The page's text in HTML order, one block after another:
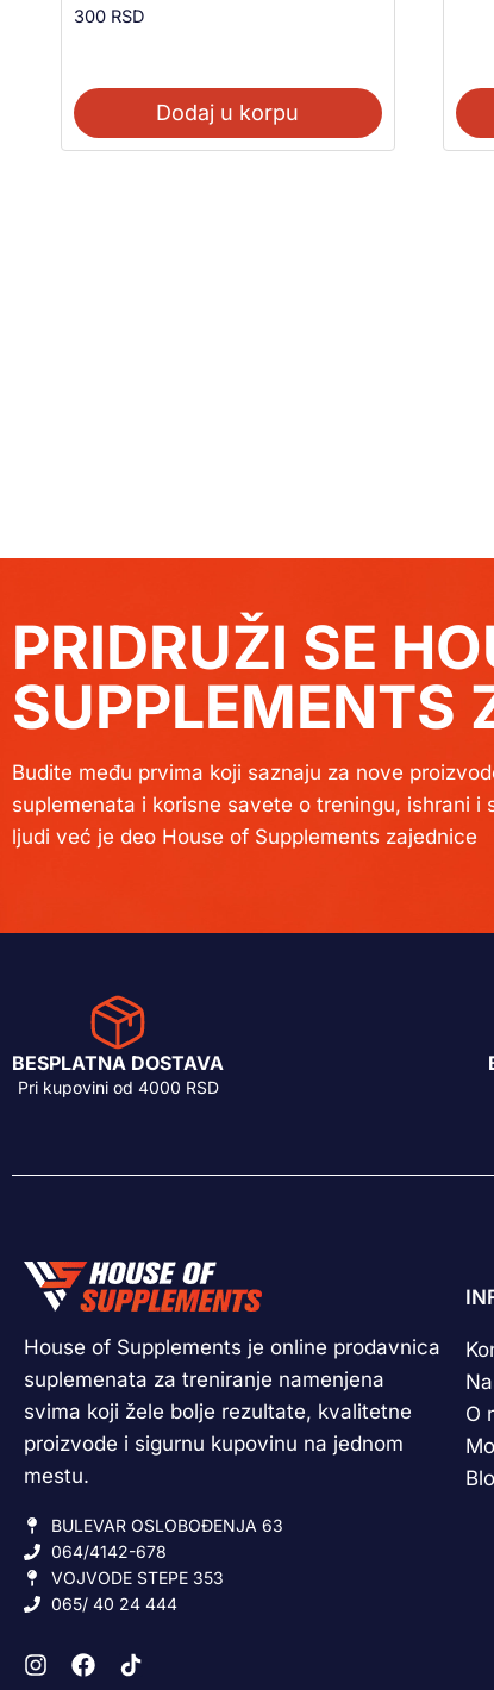
300 RSD
Dodaj u korpu
PRIDRUŽI SE
SUPPLEMENTS
Budite među prvima koji saznaju za nove
suplemenata i korisne savete o treningu, ishrani i
ljudi već je deo House of Supplements zajednice
BESPLATNA DOSTAVA
Pri kupovini od 4000 RSD
House of Supplements je online prodavnica
suplemenata za treniranje namenjena
svima koji žele bolje rezultate, kvalitetne
proizvode i sigurnu kupovinu na jednom
mestu.
BULEVAR OSLOBOĐENJA 63
064/4142-678
VOJVODE STEPE 353
065/ 40 24 444
O